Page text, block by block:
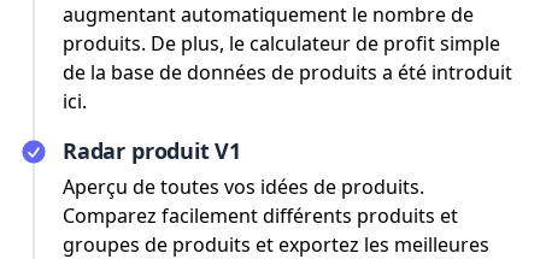
augmentant automatiquement le nombre de
produits. De plus, le calculateur de profit simple
de la base de données de produits a été introduit
ici.
Radar produit V1
Aperçu de toutes vos idées de produits.
Comparez facilement différents produits et
groupes de produits et exportez les meilleures